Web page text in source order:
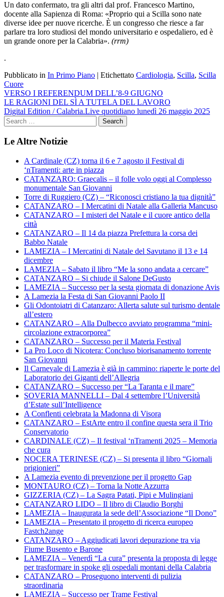
Un dato confermato, tra gli altri dal prof. Francesco Martino,
docente alla Sapienza di Roma: «Proprio qui a Scilla sono nate
diverse idee per nuove ricerche. È un congresso che riesce a far
parlare tra loro studiosi del mondo universitario e ospedaliero, ed è
un grande onore per la Calabria». (rrm)
.
Pubblicato in In Primo Piano | Etichettato Cardiologia, Scilla, Scilla
Cuore
Navigazione
articoli
VERSO I REFERENDUM DELL’8-9 GIUGNO
LE RAGIONI DEL SÌ A TUTELA DEL LAVORO
Digital Edition / Calabria.Live quotidiano lunedì 26 maggio 2025
Le Altre Notizie
A Cardinale (CZ) torna il 6 e 7 agosto il Festival di
‘nTramenti: arte in piazza
CATANZARO: Graecalis – il folle volo oggi al Complesso
monumentale San Giovanni
Torre di Ruggiero (CZ) – “Riconosci cristiano la tua dignità”
CATANZARO – I Mercatini di Natale alla Galleria Mancuso
CATANZARO – I misteri del Natale e il cuore antico della
città
CATANZARO – Il 14 da piazza Prefettura la corsa dei
Babbo Natale
LAMEZIA – I Mercatini di Natale del Savutano il 13 e 14
dicembre
LAMEZIA – Sabato il libro “Me la sono andata a cercare”
CATANZARO – Si chiude il Salone DeGusto
LAMEZIA – Successo per la sesta giornata di donazione Avis
A Lamezia la Festa di San Giovanni Paolo II
Gli Odontoiatri di Catanzaro: Allerta salute sul turismo dentale
all’estero
CATANZARO – Alla Dulbecco avviato programma “mini-
circolazione extracorporea”
CATANZARO – Successo per il Materia Festival
La Pro Loco di Nicotera: Concluso biorisanamento torrente
San Giovanni
Il Carnevale di Lamezia è già in cammino: riaperte le porte del
Laboratorio dei Giganti dell’Allegria
CATANZARO – Successo per “La Taranta e il mare”
SOVERIA MANNELLI – Dal 4 settembre l’Università
d’Estate sull’Intelligence
A Conflenti celebrata la Madonna di Visora
CATANZARO – EstArte entro il confine questa sera il Trio
Conservatorio
CARDINALE (CZ) – Il festival ‘nTramenti 2025 – Memoria
che cura
NOCERA TERINESE (CZ) – Si presenta il libro “Giornali
prigionieri”
A Lamezia evento di prevenzione per il progetto Gap
MONTAURO (CZ) – Torna la Notte Azzurra
GIZZERIA (CZ) – La Sagra Patati, Pipi e Mulingiani
CATANZARO LIDO – Il libro di Claudio Borghi
LAMEZIA – Inaugurata la sede dell’Associazione “Il Dono”
LAMEZIA – Presentato il progetto di ricerca europeo
Fastch2ange
CATANZARO – Aggiudicati lavori depurazione tra via
Fiume Busento e Barone
LAMEZIA – Venerdì “La cura” presenta la proposta di legge
per trasformare in spoke gli ospedali montani della Calabria
CATANZARO – Proseguono interventi di pulizia
straordinaria
LAMEZIA – Successo per Trame Festival